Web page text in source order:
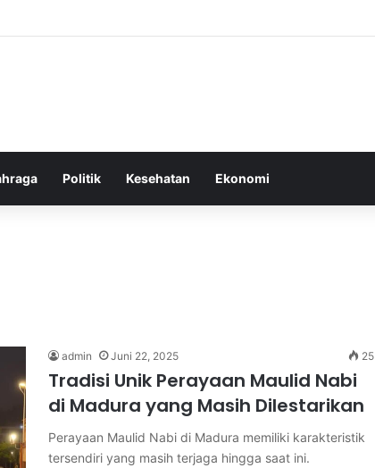
Politik Kesehatan Ekonomi
admin Juni 22, 2025 25
Tradisi Unik Perayaan Maulid Nabi
di Madura yang Masih Dilestarikan
Perayaan Maulid Nabi di Madura memiliki karakteristik
tersendiri yang masih terjaga hingga saat ini.